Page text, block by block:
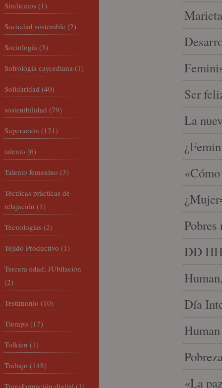
Ser
La
DD
Día
«La
Sindicatos (1)
Sociedad sostenible (2)
Sociología (3)
Sofrología caycediana (1)
Solidaridad (40)
sostenibilidad (79)
Superación (121)
talento (6)
Talento femenino (3)
Técnicas prácticas de
relajación (1)
Tecnologías (2)
Tejido Productivo (1)
Tercera edad; JUbilación
(2)
Testimonio (10)
Tiempo (17)
Tolkien (1)
Trabajo (148)
Transformación digital (1)